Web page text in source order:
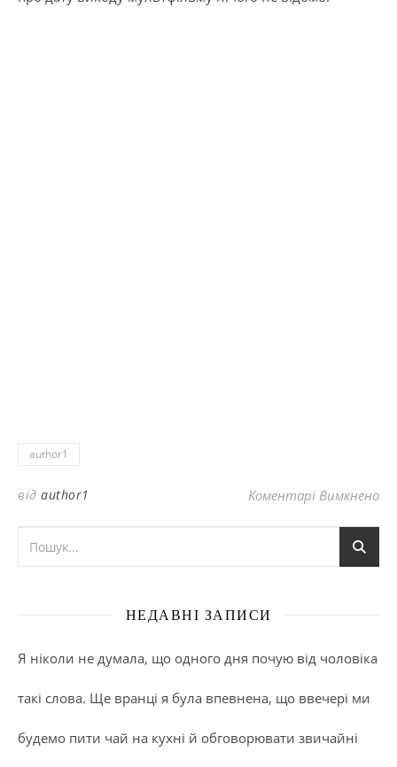
author1
від author1 Коментарі Вимкненодо
НЕДАВНІ ЗАПИСИ
Я ніколи не думала, що одного дня почую від чоловіка
такі слова. Ще вранці я була впевнена, що ввечері ми
будемо пити чай на кухні й обговорювати звичайні